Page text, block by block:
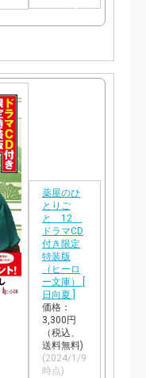
天
購
薬屋のひ
とりご
と 12
ドラマCD
付き限定
特装版
（ヒーロ
ー文庫） [
日向夏 ]
価格：
3,300円
（税込、
送料無料)
(2024/1/9
時点)